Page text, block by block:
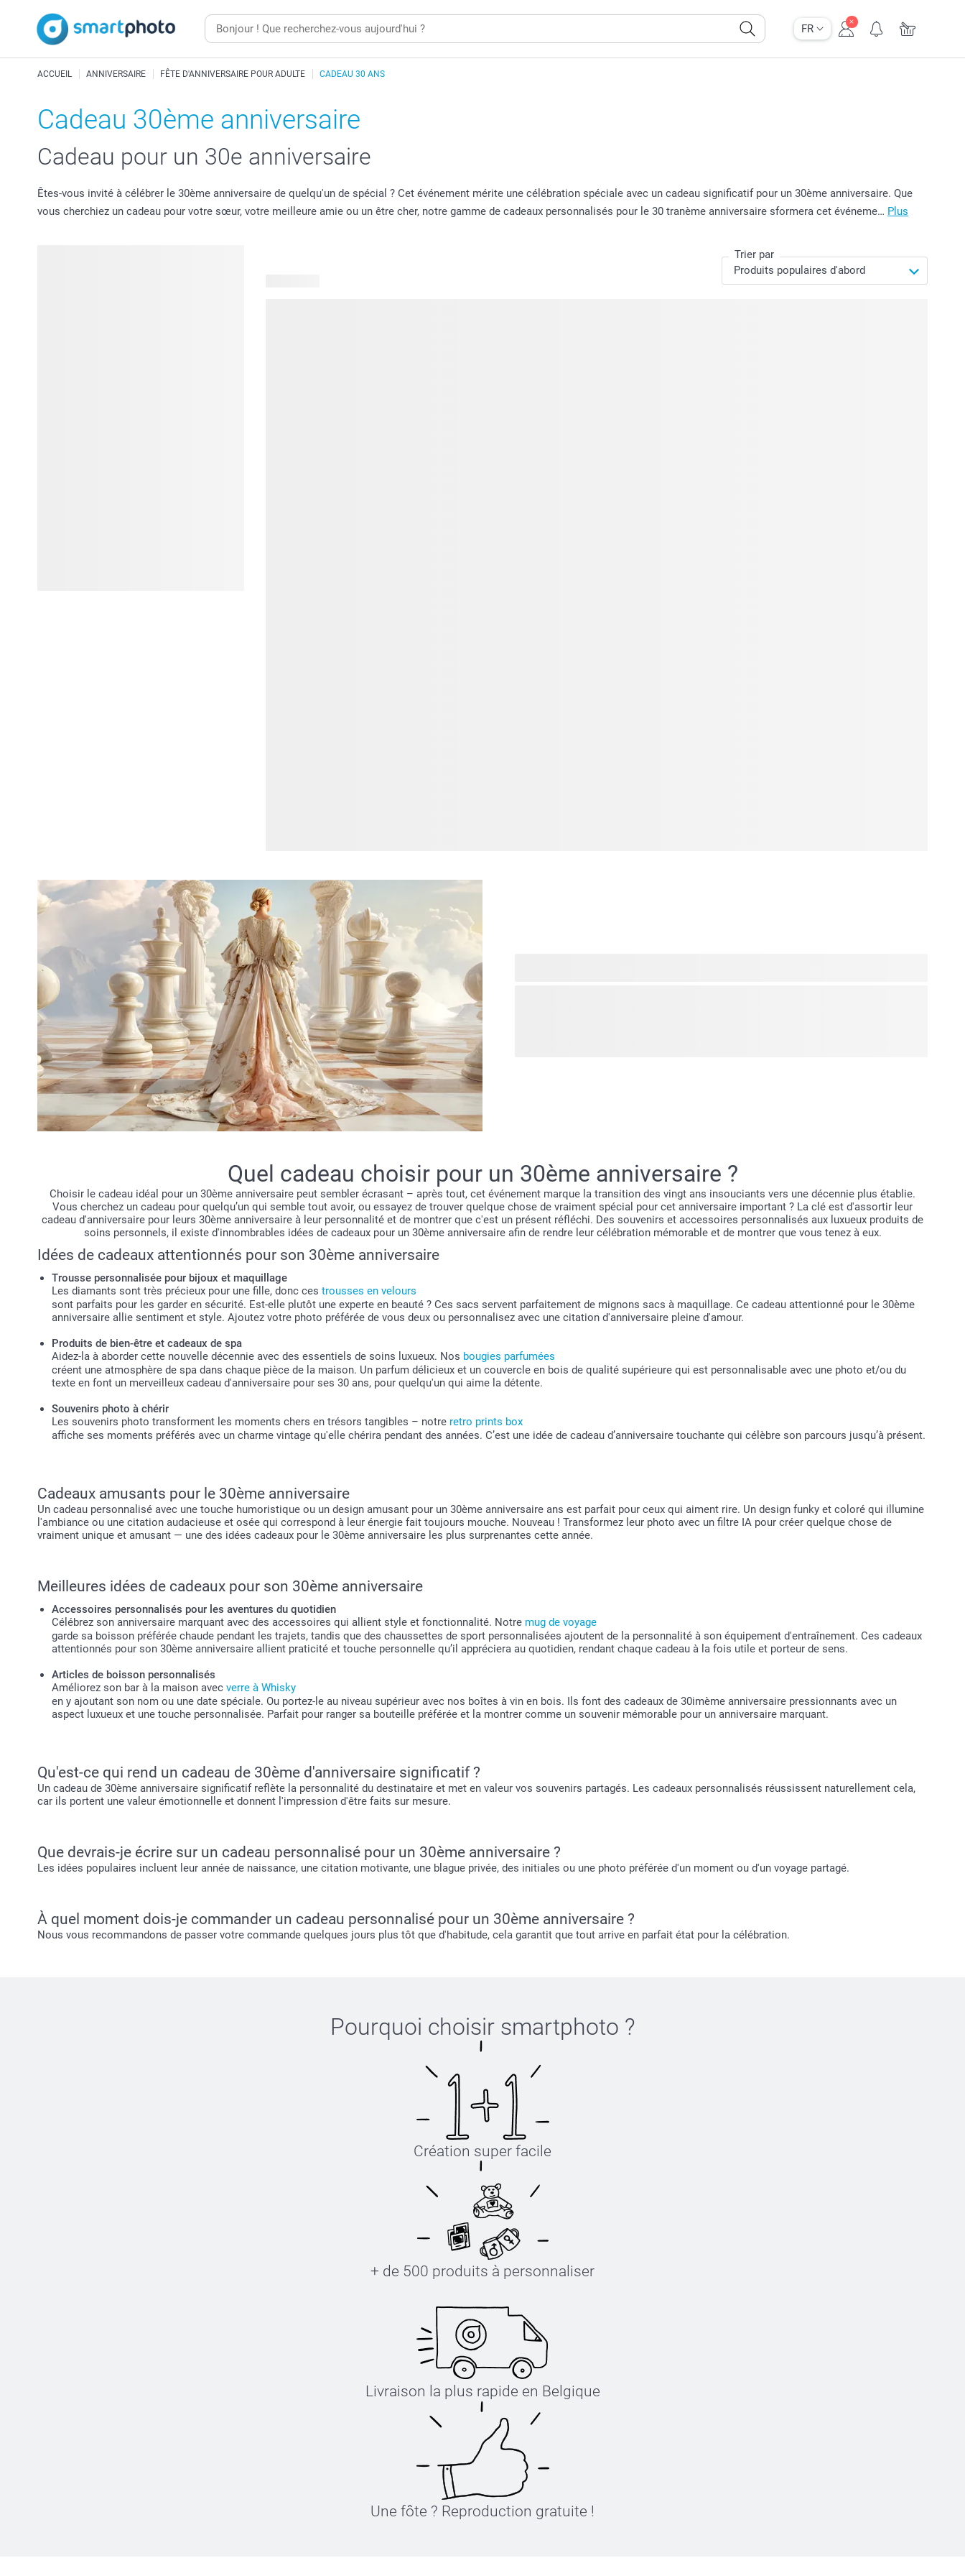
FR
ACCUEIL ANNIVERSAIRE FÊTE D'ANNIVERSAIRE POUR ADULTE CADEAU 30 ANS
Cadeau 30ème anniversaire
Cadeau pour un 30e anniversaire
Êtes-vous invité à célébrer le 30ème anniversaire de quelqu'un de spécial ? Cet événement mérite une célébration spéciale avec un cadeau significatif pour un 30ème anniversaire. Que
vous cherchiez un cadeau pour votre sœur, votre meilleure amie ou un être cher, notre gamme de cadeaux personnalisés pour le 30 tranème anniversaire sformera cet événeme… Plus
Trier par
Quel cadeau choisir pour un 30ème anniversaire ?
Choisir le cadeau idéal pour un 30ème anniversaire peut sembler écrasant – après tout, cet événement marque la transition des vingt ans insouciants vers une décennie plus établie.
Vous cherchez un cadeau pour quelqu’un qui semble tout avoir, ou essayez de trouver quelque chose de vraiment spécial pour cet anniversaire important ? La clé est d'assortir leur
cadeau d'anniversaire pour leurs 30ème anniversaire à leur personnalité et de montrer que c'est un présent réfléchi. Des souvenirs et accessoires personnalisés aux luxueux produits de
soins personnels, il existe d'innombrables idées de cadeaux pour un 30ème anniversaire afin de rendre leur célébration mémorable et de montrer que vous tenez à eux.
Idées de cadeaux attentionnés pour son 30ème anniversaire
Trousse personnalisée pour bijoux et maquillage
Les diamants sont très précieux pour une fille, donc ces trousses en velours
sont parfaits pour les garder en sécurité. Est-elle plutôt une experte en beauté ? Ces sacs servent parfaitement de mignons sacs à maquillage. Ce cadeau attentionné pour le 30ème
anniversaire allie sentiment et style. Ajoutez votre photo préférée de vous deux ou personnalisez avec une citation d'anniversaire pleine d'amour.
Produits de bien-être et cadeaux de spa
Aidez-la à aborder cette nouvelle décennie avec des essentiels de soins luxueux. Nos bougies parfumées
créent une atmosphère de spa dans chaque pièce de la maison. Un parfum délicieux et un couvercle en bois de qualité supérieure qui est personnalisable avec une photo et/ou du
texte en font un merveilleux cadeau d'anniversaire pour ses 30 ans, pour quelqu'un qui aime la détente.
Souvenirs photo à chérir
Les souvenirs photo transforment les moments chers en trésors tangibles – notre retro prints box
affiche ses moments préférés avec un charme vintage qu'elle chérira pendant des années. C’est une idée de cadeau d’anniversaire touchante qui célèbre son parcours jusqu’à présent.
Cadeaux amusants pour le 30ème anniversaire
Un cadeau personnalisé avec une touche humoristique ou un design amusant pour un 30ème anniversaire ans est parfait pour ceux qui aiment rire. Un design funky et coloré qui illumine
l'ambiance ou une citation audacieuse et osée qui correspond à leur énergie fait toujours mouche. Nouveau ! Transformez leur photo avec un filtre IA pour créer quelque chose de
vraiment unique et amusant — une des idées cadeaux pour le 30ème anniversaire les plus surprenantes cette année.
Meilleures idées de cadeaux pour son 30ème anniversaire
Accessoires personnalisés pour les aventures du quotidien
Célébrez son anniversaire marquant avec des accessoires qui allient style et fonctionnalité. Notre mug de voyage
garde sa boisson préférée chaude pendant les trajets, tandis que des chaussettes de sport personnalisées ajoutent de la personnalité à son équipement d'entraînement. Ces cadeaux
attentionnés pour son 30ème anniversaire allient praticité et touche personnelle qu’il appréciera au quotidien, rendant chaque cadeau à la fois utile et porteur de sens.
Articles de boisson personnalisés
Améliorez son bar à la maison avec verre à Whisky
en y ajoutant son nom ou une date spéciale. Ou portez-le au niveau supérieur avec nos boîtes à vin en bois. Ils font des cadeaux de 30imème anniversaire pressionnants avec un
aspect luxueux et une touche personnalisée. Parfait pour ranger sa bouteille préférée et la montrer comme un souvenir mémorable pour un anniversaire marquant.
Qu'est-ce qui rend un cadeau de 30ème d'anniversaire significatif ?
Un cadeau de 30ème anniversaire significatif reflète la personnalité du destinataire et met en valeur vos souvenirs partagés. Les cadeaux personnalisés réussissent naturellement cela,
car ils portent une valeur émotionnelle et donnent l'impression d'être faits sur mesure.
Que devrais-je écrire sur un cadeau personnalisé pour un 30ème anniversaire ?
Les idées populaires incluent leur année de naissance, une citation motivante, une blague privée, des initiales ou une photo préférée d'un moment ou d'un voyage partagé.
À quel moment dois-je commander un cadeau personnalisé pour un 30ème anniversaire ?
Nous vous recommandons de passer votre commande quelques jours plus tôt que d'habitude, cela garantit que tout arrive en parfait état pour la célébration.
Pourquoi choisir smartphoto ?
Création super facile
+ de 500 produits à personnaliser
Livraison la plus rapide en Belgique
Une fôte ? Reproduction gratuite !